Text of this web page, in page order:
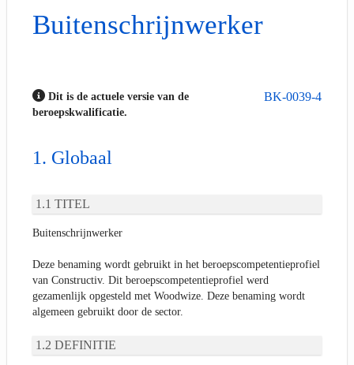
Buitenschrijnwerker
BK-0039-4
Dit is de actuele versie van de
beroepskwalificatie.
Globaal
TITEL
Buitenschrijnwerker
Deze benaming wordt gebruikt in het beroepscompetentieprofiel
van Constructiv. Dit beroepscompetentieprofiel werd
gezamenlijk opgesteld met Woodwize. Deze benaming wordt
algemeen gebruikt door de sector.
DEFINITIE